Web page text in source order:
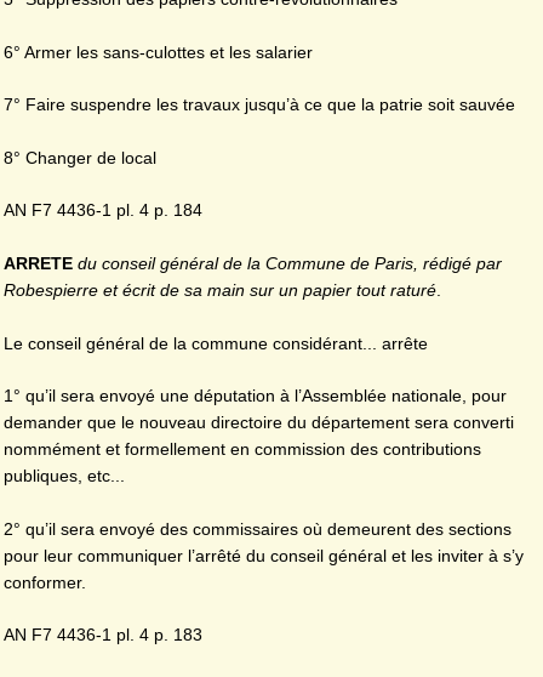
6° Armer les sans-culottes et les salarier
7° Faire suspendre les travaux jusqu’à ce que la patrie soit sauvée
8° Changer de local
AN F7 4436-1 pl. 4 p. 184
ARRETE du conseil général de la Commune de Paris, rédigé par
Robespierre et écrit de sa main sur un papier tout raturé
Le conseil général de la commune considérant... arrête
1° qu’il sera envoyé une députation à l’Assemblée nationale, pour
demander que le nouveau directoire du département sera converti
nommément et formellement en commission des contributions
publiques, etc...
2° qu’il sera envoyé des commissaires où demeurent des sections
pour leur communiquer l’arrêté du conseil général et les inviter à s’y
conformer.
AN F7 4436-1 pl. 4 p. 183